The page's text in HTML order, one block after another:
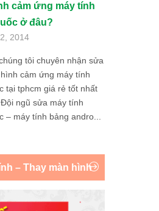
cảm ứng máy tính
ở đâu?
2014
tôi chuyên nhận sửa
cảm ứng máy tính
tại tphcm giá rẻ tốt nhất
ngũ sửa máy tính
– máy tính bảng andro...
– Thay màn hình